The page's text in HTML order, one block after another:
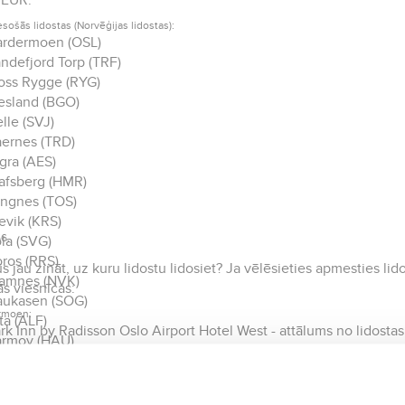
lidostas (Norvēģijas lidostas):
(OSL)
Torp (TRF)
Rygge (RYG)
(BGO)
(SVJ)
(TRD)
(AES)
(HMR)
(TOS)
(KRS)
(SVG)
(RRS)
(NVK)
(SOG)
(ALF)
(HAU)
jau zināt, uz kuru lidostu lidosiet? Ja vēlēsieties apmesties
viesnīcas:
Inn by Radisson Oslo Airport Hotel West - attālums no